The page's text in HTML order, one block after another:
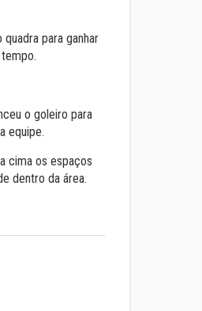
para ganhar
o goleiro para
equipe.
cima os espaços
dentro da área.